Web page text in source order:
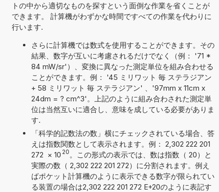
トの中から適切なものを探すという面倒な作業を省くことが
できます。 計算機がわずかな時間ですべての作業を代わりに
行います.
さらに計算機では数式を使用することができます。その
結果、数字が互いに考慮されるだけでなく（例： '71 *
84 mW/sr'）、変換に異なった測定単位を組み合わせる
ことができます。例： '45 ミリワット 毎 ステラジアン
+ 58 ミリワット 毎 ステラジアン' 、'97mm x 11cm x
24dm = ? cm^3'。上記のように組み合わされた測定単
位は当然互いに適合し、意味を成している必要がありま
す.
「科学的記数法の数」横にチェックされている場合、答
えは指数関数として表示されます。例： 2,302 222 201
272 × 10 20 。この形式の表示では、数は指数（ 20）と
実際の数（ 2,302 222 201 272）に分割されます。例え
ばポケット計算機のように表示できる数字が限られてい
る装置の場合は2,302 222 201 272 E+20のように表記す